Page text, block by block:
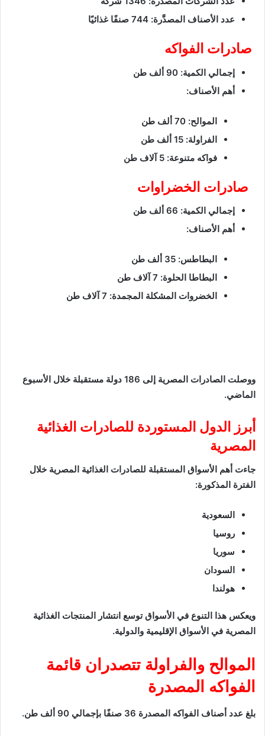
عدد الأصناف المصدَّرة: 744 صنفًا غذائيًا
صادرات الفواكه
إجمالي الكمية: 90 ألف طن
أهم الأصناف:
الموالح: 70 ألف طن
الفراولة: 15 ألف طن
فواكه متنوعة: 5 آلاف طن
صادرات الخضراوات
إجمالي الكمية: 66 ألف طن
أهم الأصناف:
البطاطس: 35 ألف طن
البطاطا الحلوة: 7 آلاف طن
الخضروات المشكلة المجمدة: 7 آلاف طن
ووصلت الصادرات المصرية إلى 186 دولة مستقبلة خلال الأسبوع
الماضي.
أبرز الدول المستوردة للصادرات الغذائية
المصرية
جاءت أهم الأسواق المستقبلة للصادرات الغذائية المصرية خلال
الفترة المذكورة:
السعودية
روسيا
سوريا
السودان
هولندا
ويعكس هذا التنوع في الأسواق توسع انتشار المنتجات الغذائية
المصرية في الأسواق الإقليمية والدولية.
الموالح والفراولة تتصدران قائمة
الفواكه المصدرة
بلغ عدد أصناف الفواكه المصدرة 36 صنفًا بإجمالي 90 ألف طن.